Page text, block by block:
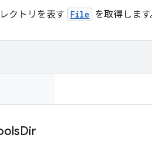
クトリを表す File を取得します
Dir